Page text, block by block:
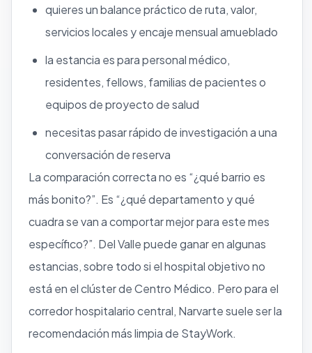
quieres un balance práctico de ruta, valor,
servicios locales y encaje mensual amueblado
la estancia es para personal médico,
residentes, fellows, familias de pacientes o
equipos de proyecto de salud
necesitas pasar rápido de investigación a una
conversación de reserva
La comparación correcta no es “¿qué barrio es
más bonito?”. Es “¿qué departamento y qué
cuadra se van a comportar mejor para este mes
específico?”. Del Valle puede ganar en algunas
estancias, sobre todo si el hospital objetivo no
está en el clúster de Centro Médico. Pero para el
corredor hospitalario central, Narvarte suele ser la
recomendación más limpia de StayWork.